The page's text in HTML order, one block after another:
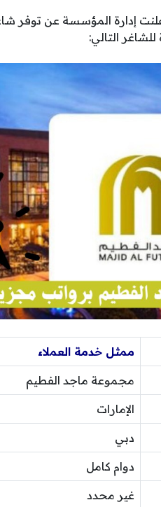
إدارة المؤسسة عن توفر
ممثل خدمة العملاء
مجموعة ماجد الفطيم
الإمارات
دبي
دوام كامل
غير محدد